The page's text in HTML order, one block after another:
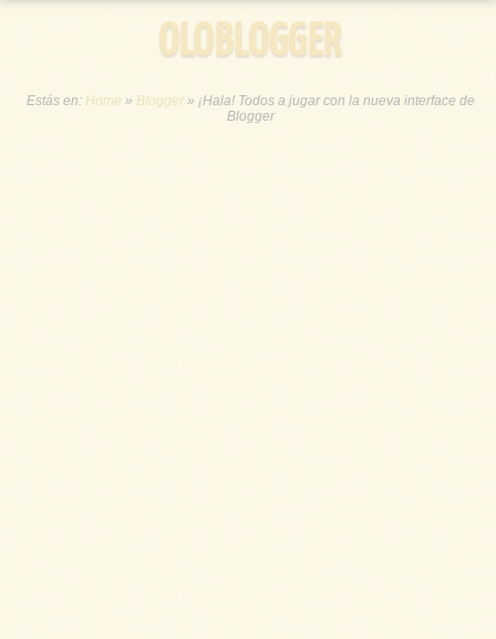
OLOBLOGGER
Estás en: Home » Blogger » ¡Hala! Todos a jugar con la nueva interface de
Blogger